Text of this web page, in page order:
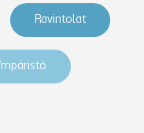
Ravintolat